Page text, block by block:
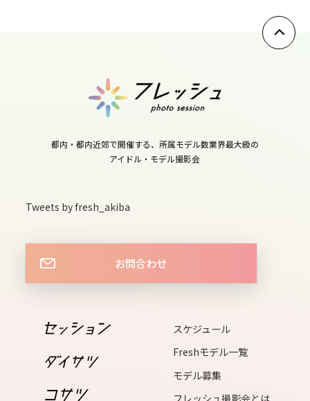
mon
15
wed
17
fri
18
都内・都内近郊で開催する、所属モデル数業界最大級の
アイドル・モデル撮影会
Tweets by fresh_akiba
お問合わせ
スケジュール
Freshモデル一覧
モデル募集